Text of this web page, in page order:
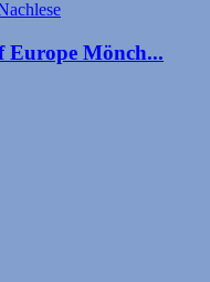
Europe Mönch...